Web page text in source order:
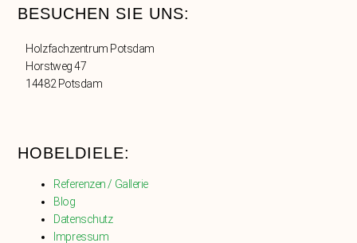
BESUCHEN SIE UNS:
Holzfachzentrum Potsdam
Horstweg 47
14482 Potsdam
HOBELDIELE:
Referenzen / Gallerie
Blog
Datenschutz
Impressum